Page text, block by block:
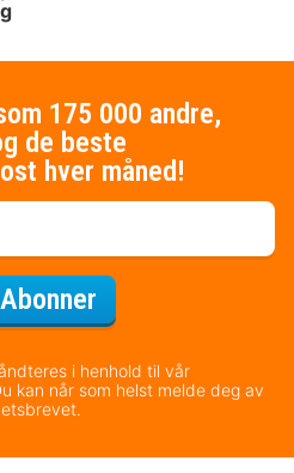
175 000 andre,
de beste
hver måned!
Abonner
i henhold til vår
kan når som helst melde deg av